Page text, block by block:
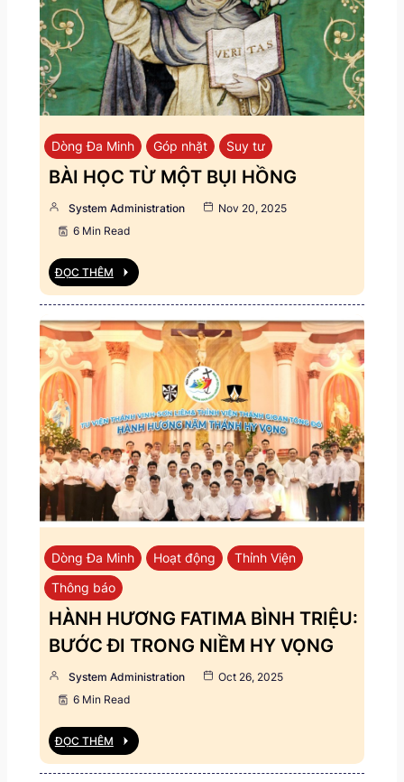
Dòng Đa Minh Góp nhặt Suy tư
BÀI HỌC TỪ MỘT BỤI HỒNG
System Administration
Nov 20, 2025
6 Min Read
ĐỌC THÊM
Dòng Đa Minh Hoạt động
Thỉnh Viện
Thông báo
HÀNH HƯƠNG FATIMA BÌNH TRIỆU:
BƯỚC ĐI TRONG NIỀM HY VỌNG
System Administration
Oct 26, 2025
6 Min Read
ĐỌC THÊM